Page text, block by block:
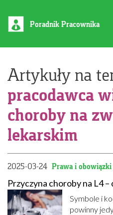
Poradnik Pracownika
Artykuły na
pracodawca
choroby na
lekarskim
2025-03-24 Prawa i
Przyczyna choroby na L4
Symbole i
powinny